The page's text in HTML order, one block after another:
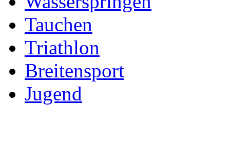
Tauchen
Triathlon
Breitensport
Jugend